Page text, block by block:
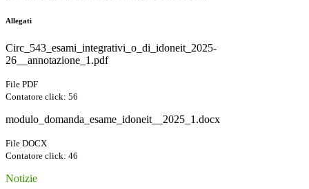
Allegati
Circ_543_esami_integrativi_o_di_idoneit_2025-
26__annotazione_1.pdf
File PDF
Contatore click: 56
modulo_domanda_esame_idoneit__2025_1.docx
File DOCX
Contatore click: 46
Notizie